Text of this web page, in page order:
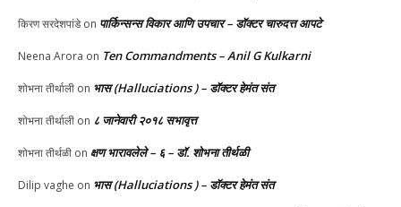
किरण सरदेशपांडेon पार्किन्सन्स विकार आणि उपचार – डॉक्टर चारुदत्त आपटे
Neena Arora on Ten Commandments – Anil G Kulkarni
शोभना तीर्थाली on भास (Halluciations ) – डॉक्टर हेमंत संत
शोभना तीर्थाली on ८ जानेवारी २०१८ सभावृत्त
शोभना तीर्थळी on क्षण भारावलेले – ६ – डॉ. शोभना तीर्थळी
Dilip vaghe on भास (Halluciations ) – डॉक्टर हेमंत संत